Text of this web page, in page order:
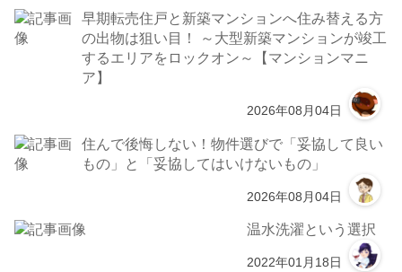
早期転売住戸と新築マンションへ住み替える方
の出物は狙い目！ ～大型新築マンションが竣工
するエリアをロックオン～【マンションマニ
ア】
2026年08月04日
住んで後悔しない！物件選びで「妥協して良い
もの」と「妥協してはいけないもの」
2026年08月04日
温水洗濯という選択
2022年01月18日